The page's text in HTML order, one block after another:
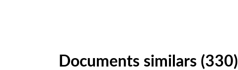
Documents similars (330)